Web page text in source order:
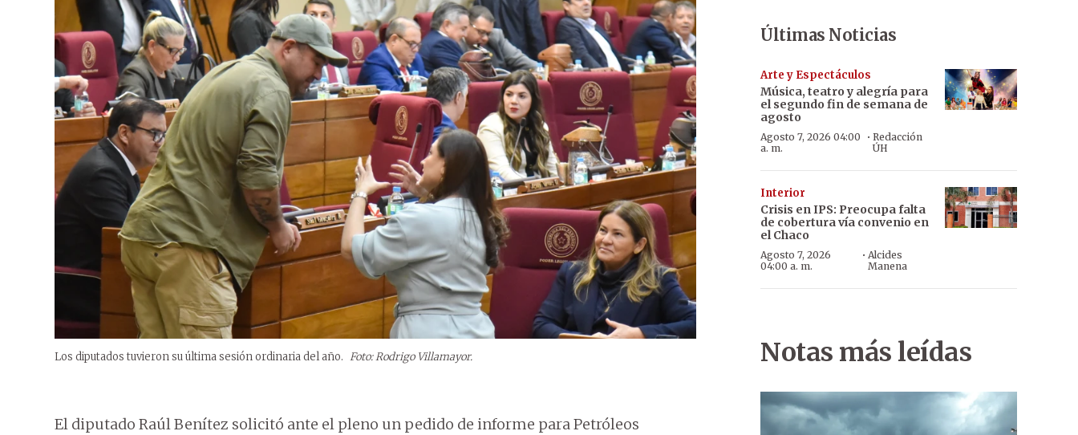
Los diputados tuvieron su última sesión ordinaria del año. Foto: Rodrigo Villamayor.
El diputado Raúl Benítez solicitó ante el pleno un pedido de informe para Petróleos
Últimas Noticias
Arte y Espectáculos
Música, teatro y alegría para
el segundo fin de semana de
agosto
Agosto 7, 2026 04:00
a. m.
· Redacción
ÚH
Interior
Crisis en IPS: Preocupa falta
de cobertura vía convenio en
el Chaco
Agosto 7, 2026
04:00 a. m.
·Alcides
Manena
Notas más leídas